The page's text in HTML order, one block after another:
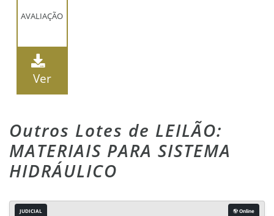
AVALIAÇÃO
Ver
Outros Lotes de LEILÃO:
MATERIAIS PARA SISTEMA
HIDRÁULICO
JUDICIAL Online